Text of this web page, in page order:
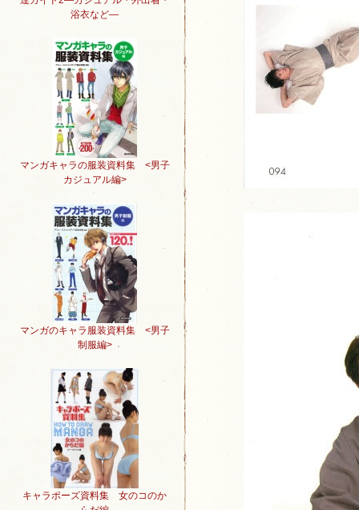
浴衣など―
マンガキャラの服装資料集 <男子
カジュアル編>
マンガのキャラ服装資料集 <男子
制服編>
キャラポーズ資料集 女のコのか